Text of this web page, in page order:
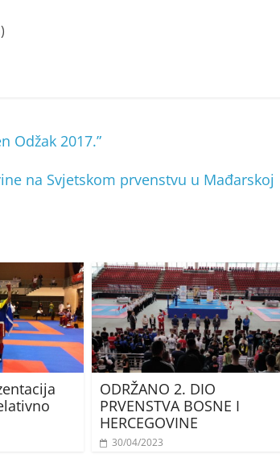
Odžak 2017.”
na Svjetskom prvenstvu u Mađarskoj
ODRŽANO 2. DIO
PRVENSTVA BOSNE I
HERCEGOVINE
30/04/2023